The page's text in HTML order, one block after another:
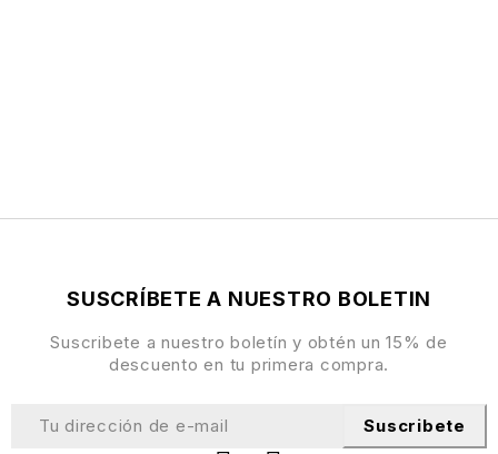
SUSCRÍBETE A NUESTRO BOLETIN
Suscribete a nuestro boletín y obtén un 15% de
descuento en tu primera compra.
Suscribete